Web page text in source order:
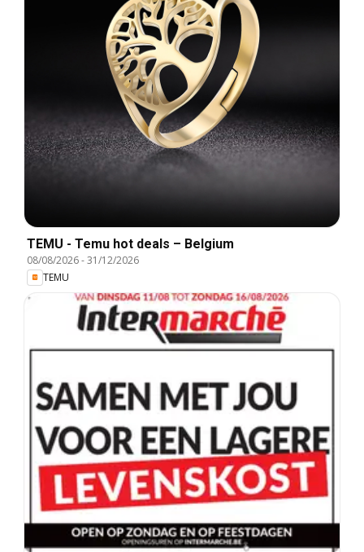
TEMU - Temu hot deals – Belgium
08/08/2026-31/12/2026
TEMU